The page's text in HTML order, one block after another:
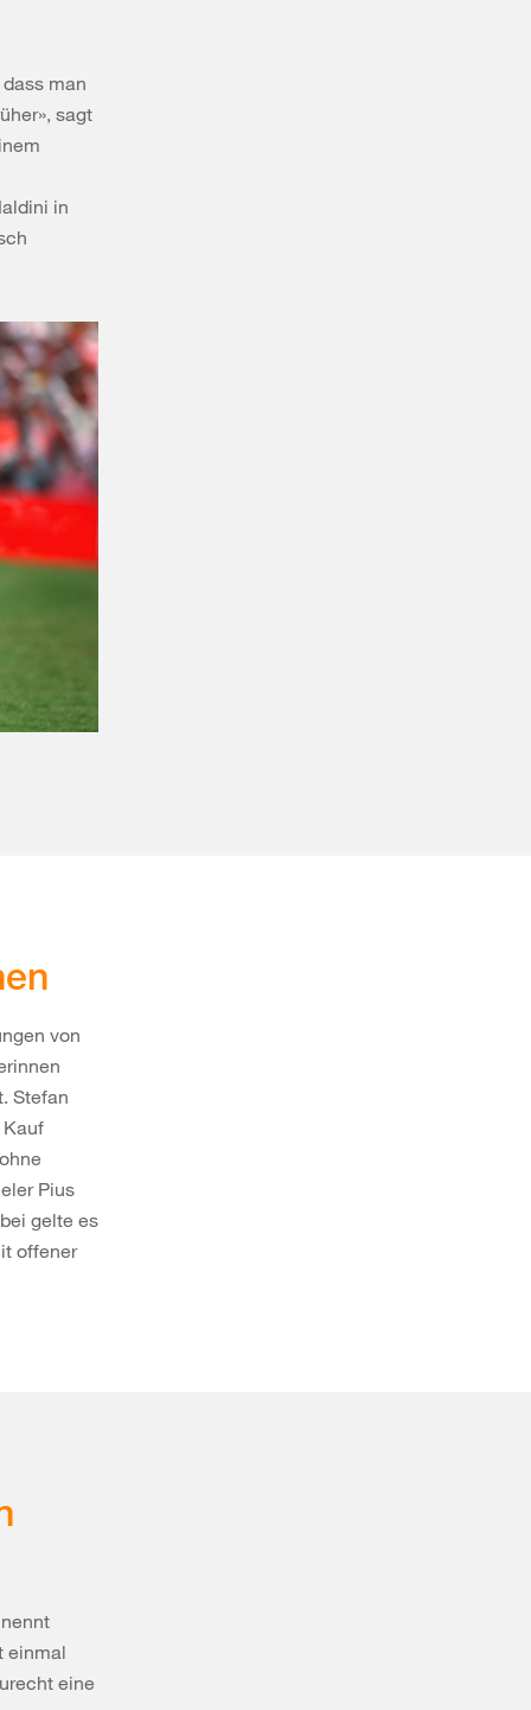
man
sagt
in
von
Stefan
Kauf
Pius
gelte es
offener
einmal
eine